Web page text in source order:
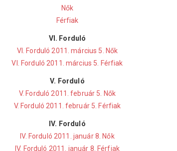
Nők
Férfiak
VI. Forduló
VI. Forduló 2011. március 5. Nők
VI. Forduló 2011. március 5. Férfiak
V. Forduló
V. Forduló 2011. február 5. Nők
V. Forduló 2011. február 5. Férfiak
IV. Forduló
IV. Forduló 2011. január 8. Nők
IV. Forduló 2011. január 8. Férfiak